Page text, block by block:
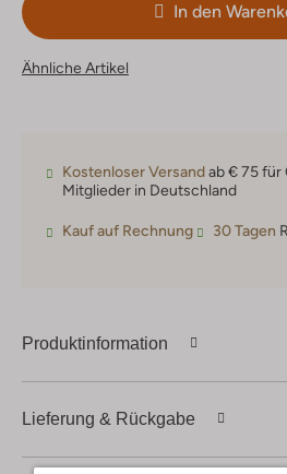
In den
Ähnliche Artikel
Kostenloser Versandab € 75 für
Mitglieder in Deutschland
Kauf auf Rechnung 30 Tagen
Produktinformation
Lieferung & Rückgabe